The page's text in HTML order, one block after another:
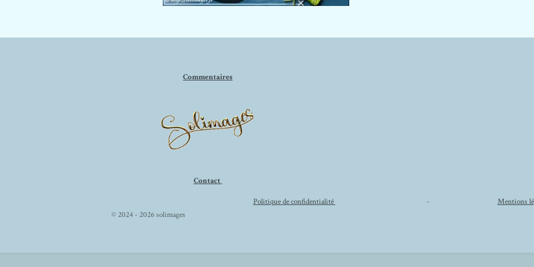
Commentaires
Contact
Politique de confidentialité - Mentions
© 2024 - 2026 solimages